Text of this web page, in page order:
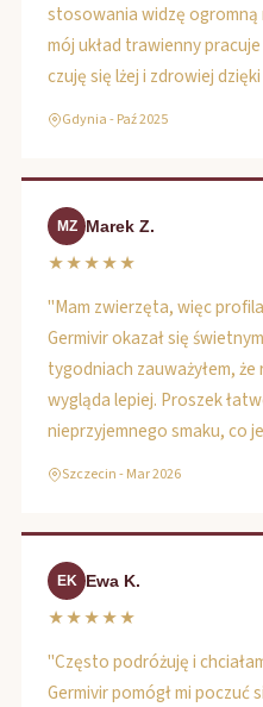
stosowania widzę ogromną
mój układ trawienny
czuję się lżej i zdrowiej
Gdynia - Paź 2025
MZ Marek Z.
★★★★★
"Mam zwierzęta, więc
Germivir okazał się
tygodniach zauważyłem,
wygląda lepiej. Proszek
nieprzyjemnego smaku, co
Szczecin - Mar 2026
EK Ewa K.
★★★★★
"Często podróżuję i
Germivir pomógł mi poczuć